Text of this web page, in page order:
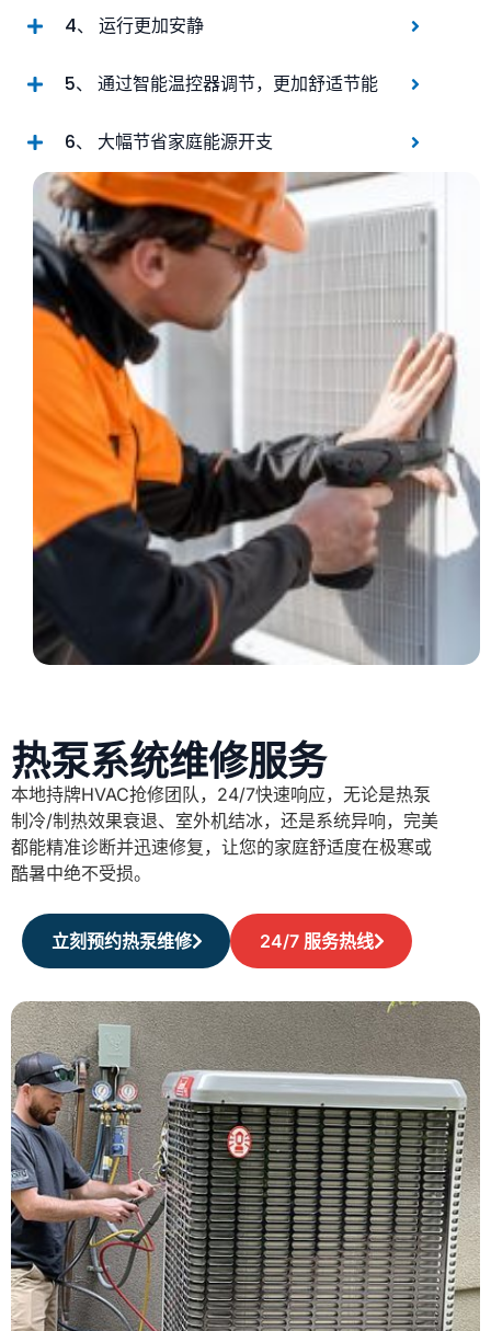
4、 运行更加安静
5、 通过智能温控器调节，更加舒适节能
6、 大幅节省家庭能源开支
热泵系统维修服务
本地持牌HVAC抢修团队，24/7快速响应，无论是热泵
制冷/制热效果衰退、室外机结冰，还是系统异响，完美
都能精准诊断并迅速修复，让您的家庭舒适度在极寒或
酷暑中绝不受损。
立刻预约热泵维修 24/7 服务热线